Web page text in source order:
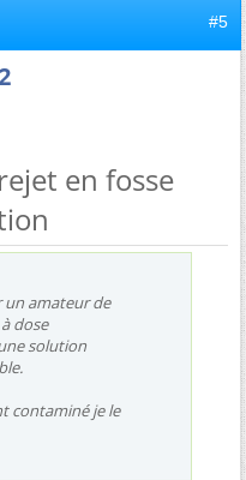
#5
en fosse
un amateur de
dose
solution
contaminé je le